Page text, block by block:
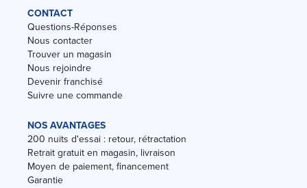
CONTACT
Questions-Réponses
Nous contacter
Trouver un magasin
Nous rejoindre
Devenir franchisé
Suivre une commande
NOS AVANTAGES
200 nuits d'essai : retour, rétractation
Retrait gratuit en magasin, livraison
Moyen de paiement, financement
Garantie